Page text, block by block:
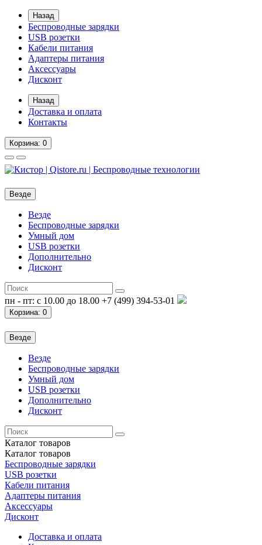
Назад
Беспроводные зарядки
USB розетки
Кабели питания
Адаптеры питания
Аксессуары
Дисконт
Назад
Доставка и оплата
Контакты
Корзина: 0
Везде
Везде
Беспроводные зарядки
Умный дом
USB розетки
Дополнительно
Дисконт
пн - пт: с 10.00 до 18.00 +7 (499) 394-53-01
Корзина: 0
Везде
Везде
Беспроводные зарядки
Умный дом
USB розетки
Дополнительно
Дисконт
Каталог товаров
Каталог товаров
Беспроводные зарядки
USB розетки
Кабели питания
Адаптеры питания
Аксессуары
Дисконт
Доставка и оплата